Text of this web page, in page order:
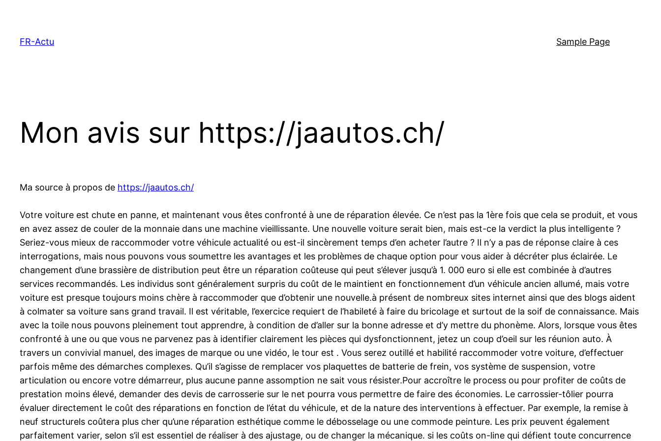
contenu
FR-Actu Sample Page
Mon avis sur https://jaautos.ch/
Ma source à propos de https://jaautos.ch/
Votre voiture est chute en panne, et maintenant vous êtes confronté à une de réparation élevée. Ce n’est pas la 1ère fois que cela se produit, et vous
en avez assez de couler de la monnaie dans une machine vieillissante. Une nouvelle voiture serait bien, mais est-ce la verdict la plus intelligente ?
Seriez-vous mieux de raccommoder votre véhicule actualité ou est-il sincèrement temps d’en acheter l’autre ? Il n’y a pas de réponse claire à ces
interrogations, mais nous pouvons vous soumettre les avantages et les problèmes de chaque option pour vous aider à décréter plus éclairée. Le
changement d’une brassière de distribution peut être un réparation coûteuse qui peut s’élever jusqu’à 1. 000 euro si elle est combinée à d’autres
services recommandés. Les individus sont généralement surpris du coût de le maintient en fonctionnement d’un véhicule ancien allumé, mais votre
voiture est presque toujours moins chère à raccommoder que d’obtenir une nouvelle.à présent de nombreux sites internet ainsi que des blogs aident
à colmater sa voiture sans grand travail. Il est véritable, l’exercice requiert de l’habileté à faire du bricolage et surtout de la soif de connaissance. Mais
avec la toile nous pouvons pleinement tout apprendre, à condition de d’aller sur la bonne adresse et d’y mettre du phonème. Alors, lorsque vous êtes
confronté à une ou que vous ne parvenez pas à identifier clairement les pièces qui dysfonctionnent, jetez un coup d’oeil sur les réunion auto. À
travers un convivial manuel, des images de marque ou une vidéo, le tour est . Vous serez outillé et habilité raccommoder votre voiture, d’effectuer
parfois même des démarches complexes. Qu’il s’agisse de remplacer vos plaquettes de batterie de frein, vos système de suspension, votre
articulation ou encore votre démarreur, plus aucune panne assomption ne sait vous résister.Pour accroître le process ou pour profiter de coûts de
prestation moins élevé, demander des devis de carrosserie sur le net pourra vous permettre de faire des économies. Le carrossier-tôlier pourra
évaluer directement le coût des réparations en fonction de l’état du véhicule, et de la nature des interventions à effectuer. Par exemple, la remise à
neuf structurels coûtera plus cher qu’une réparation esthétique comme le débosselage ou une commode peinture. Les prix peuvent également
parfaitement varier, selon s’il est essentiel de réaliser à des ajustage, ou de changer la mécanique. si les coûts on-line qui défient toute concurrence